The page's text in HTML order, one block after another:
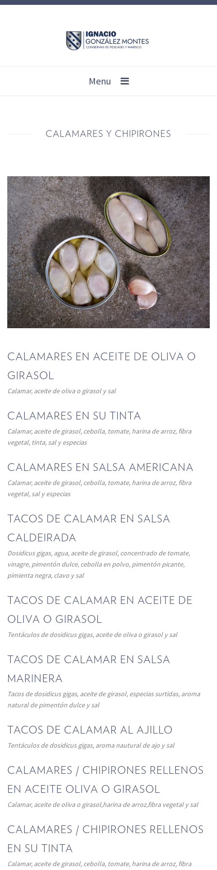
Menu
CALAMARES Y CHIPIRONES
01
CALAMARES EN ACEITE DE OLIVA O
GIRASOL
Calamar, aceite de oliva o girasol y sal
CALAMARES EN SU TINTA
Calamar, aceite de girasol, cebolla, tomate, harina de arroz, fibra
vegetal, tinta, sal y especias
CALAMARES EN SALSA AMERICANA
Calamar, aceite de girasol, cebolla, tomate, harina de arroz, fibra
vegetal, sal y especias
TACOS DE CALAMAR EN SALSA
CALDEIRADA
Dosidicus gigas, agua, aceite de girasol, concentrado de tomate,
vinagre, pimentón dulce, cebolla en polvo, pimentón picante,
pimienta negra, clavo y sal
TACOS DE CALAMAR EN ACEITE DE
OLIVA O GIRASOL
Tentáculos de dosidicus gigas, aceite de oliva o girasol y sal
TACOS DE CALAMAR EN SALSA
MARINERA
Tacos de dosidicus gigas, aceite de girasol, especias surtidas, aroma
natural de pimentón dulce y sal
TACOS DE CALAMAR AL AJILLO
Tentáculos de dosidicus gigas, aroma nautural de ajo y sal
CALAMARES / CHIPIRONES RELLENOS
EN ACEITE OLIVA O GIRASOL
Calamar, aceite de oliva o girasol,harina de arroz,fibra vegetal y sal
CALAMARES / CHIPIRONES RELLENOS
EN SU TINTA
Calamar, aceite de girasol, cebolla, tomate, harina de arroz, fibra